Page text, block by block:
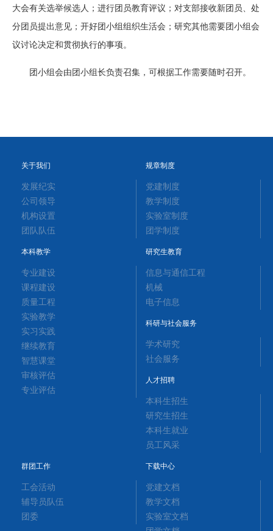
大会有关选举候选人；进行团员教育评议；对支部接收新团员、处
分团员提出意见；开好团小组组织生活会；研究其他需要团小组会
议讨论决定和贯彻执行的事项。
团小组会由团小组长负责召集，可根据工作需要随时召开。
关于我们
发展纪实
公司领导
机构设置
团队队伍
规章制度
党建制度
教学制度
实验室制度
团学制度
本科教学
专业建设
课程建设
质量工程
实验教学
实习实践
继续教育
智慧课堂
审核评估
专业评估
研究生教育
信息与通信工程
机械
电子信息
科研与社会服务
学术研究
社会服务
人才招聘
本科生招生
研究生招生
本科生就业
员工风采
群团工作
工会活动
辅导员队伍
团委
下载中心
党建文档
教学文档
实验室文档